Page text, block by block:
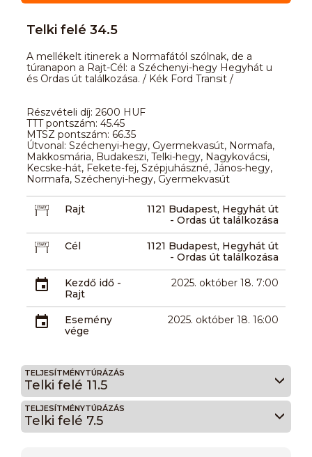
Telki felé 34.5
A mellékelt itinerek a Normafától szólnak, de a
túranapon a Rajt-Cél: a Széchenyi-hegy Hegyhát u
és Ordas út találkozása. / Kék Ford Transit /
Részvételi díj: 2600 HUF
TTT pontszám: 45.45
MTSZ pontszám: 66.35
Útvonal: Széchenyi-hegy, Gyermekvasút, Normafa,
Makkosmária, Budakeszi, Telki-hegy, Nagykovácsi,
Kecske-hát, Fekete-fej, Szépjuhászné, János-hegy,
Normafa, Széchenyi-hegy, Gyermekvasút
Rajt
1121 Budapest, Hegyhát út
- Ordas út találkozása
Cél
1121 Budapest, Hegyhát út
- Ordas út találkozása
Kezdő idő -
Rajt
2025. október 18. 7:00
Esemény
vége
2025. október 18. 16:00
TELJESÍTMÉNYTÚRÁZÁS
Telki felé 11.5
TELJESÍTMÉNYTÚRÁZÁS
Telki felé 7.5